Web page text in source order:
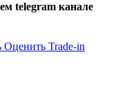
telegram канале
Оценить Trade-in